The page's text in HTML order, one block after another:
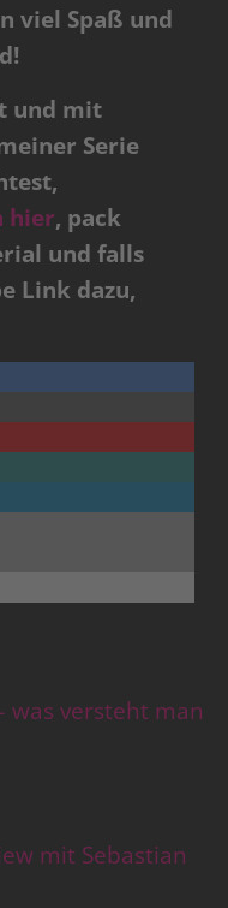
viel Spaß und
und mit
Serie
hier, pack
und falls
Link dazu,
– was versteht man
mit Sebastian